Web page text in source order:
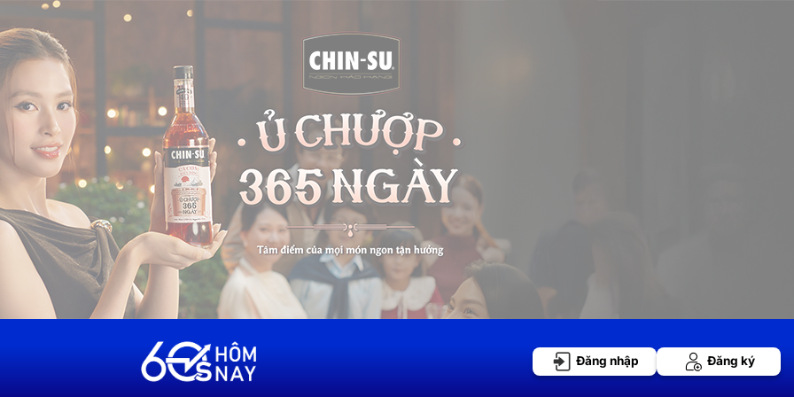
Đăng nhập Đăng ký